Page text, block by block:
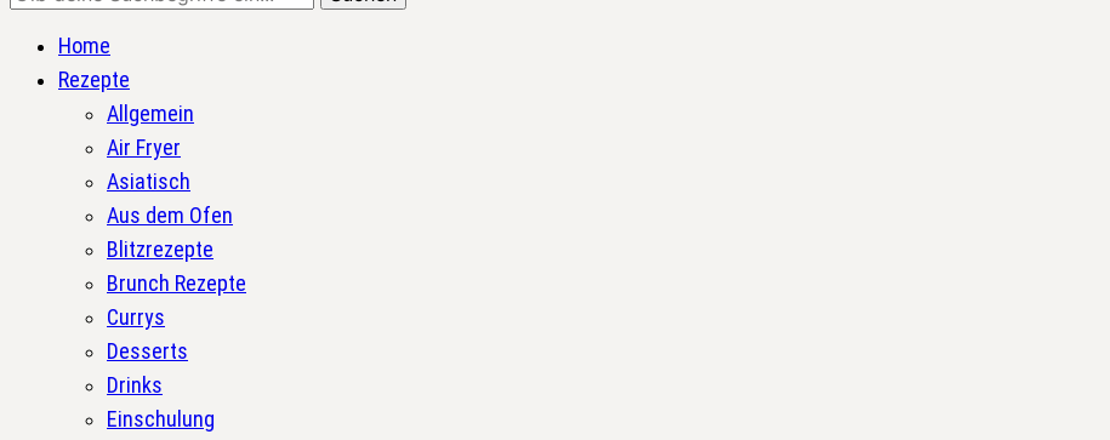
Comfort Food, neue Klassiker und schnelle Alltagsküche
Home
Rezepte
Allgemein
Air Fryer
Asiatisch
Aus dem Ofen
Blitzrezepte
Brunch Rezepte
Currys
Desserts
Drinks
Einschulung